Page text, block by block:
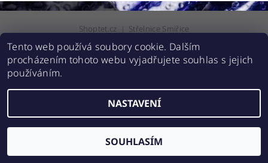
Shoptet.cz | Střelnice Smiřice
2026 © Zbranehradec.cz, všechna práva vyhrazena
Vytvořil Shoptet
Tento web používá soubory cookie. Dalším
procházením tohoto webu vyjadřujete souhlas s jejich
používáním.
NASTAVENÍ
SOUHLASÍM